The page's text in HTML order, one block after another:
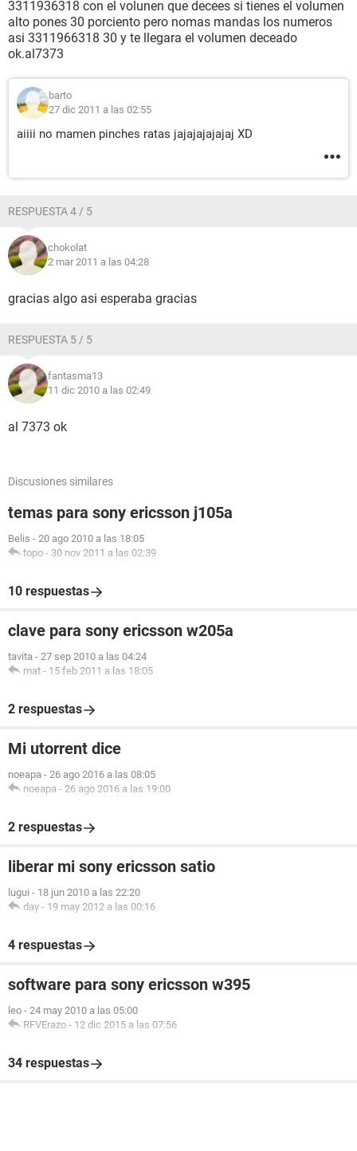
3311936318 con el volunen que decees si tienes el volumen
alto pones 30 porciento pero nomas mandas los numeros
asi 3311966318 30 y te llegara el volumen deceado
ok.al7373
barto
27 dic 2011 a las 02:55
aiiii no mamen pinches ratas jajajajajajaj XD
RESPUESTA 4 / 5
chokolat
2 mar 2011 a las 04:28
gracias algo asi esperaba gracias
RESPUESTA 5 / 5
fantasma13
11 dic 2010 a las 02:49
al 7373 ok
Discusiones similares
temas para sony ericsson j105a
Belis - 20 ago 2010 a las 18:05
topo - 30 nov 2011 a las 02:39
10 respuestas
clave para sony ericsson w205a
tavita - 27 sep 2010 a las 04:24
mat - 15 feb 2011 a las 18:05
2 respuestas
Mi utorrent dice
noeapa - 26 ago 2016 a las 08:05
noeapa - 26 ago 2016 a las 19:00
2 respuestas
liberar mi sony ericsson satio
lugui - 18 jun 2010 a las 22:20
day - 19 may 2012 a las 00:16
4 respuestas
software para sony ericsson w395
leo - 24 may 2010 a las 05:00
RFVErazo - 12 dic 2015 a las 07:56
34 respuestas